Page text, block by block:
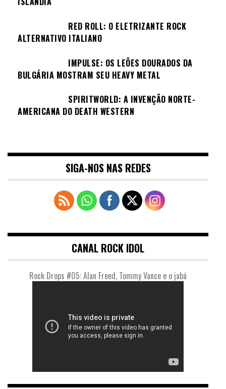
RED ROLL: O ELETRIZANTE ROCK
ALTERNATIVO ITALIANO
IMPULSE: OS LEÕES DOURADOS DA
BULGÁRIA MOSTRAM SEU HEAVY METAL
SPIRITWORLD: A INVENÇÃO NORTE-
AMERICANA DO DEATH WESTERN
SIGA-NOS NAS REDES
CANAL ROCK IDOL
Rock Drops #05: Alan Freed, Tommy Vance e o jabá